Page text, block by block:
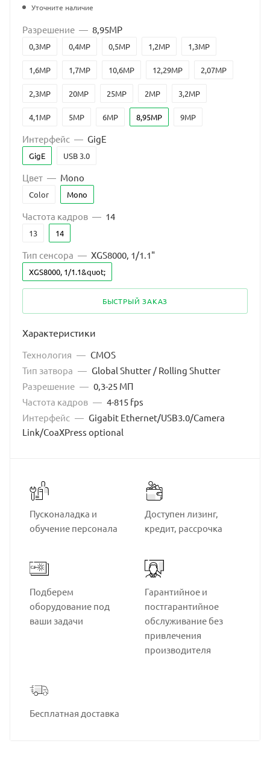
Уточните наличие
Разрешение — 8,95MP
0,3MP 0,4MP 0,5MP 1,2MP 1,3MP
1,6MP 1,7MP 10,6MP 12,29MP 2,07MP
2,3MP 20MP 25MP 2MP 3,2MP
4,1MP 5MP 6MP 8,95MP 9MP
Интерфейс — GigE
GigE USB 3.0
Цвет — Mono
Color Mono
Частота кадров — 14
13 14
Тип сенсора — XGS8000, 1/1.1"
XGS8000, 1/1.1&quot;
БЫСТРЫЙ ЗАКАЗ
Характеристики
Технология — CMOS
Тип затвора — Global Shutter / Rolling Shutter
Разрешение — 0,3-25 МП
Частота кадров — 4-815 fps
Интерфейс — Gigabit Ethernet/USB3.0/Camera
Link/CoaXPress optional
Пусконаладка и
обучение персонала
Доступен лизинг,
кредит, рассрочка
Подберем
оборудование под
ваши задачи
Гарантийное и
постгарантийное
обслуживание без
привлечения
производителя
Бесплатная доставка